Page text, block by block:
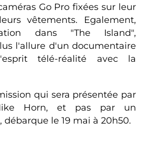
Go Pro fixées sur leur
vêtements. Egalement,
dans "The Island",
l'allure d'un documentaire
télé-réalité avec la
qui sera présentée par
Horn, et pas par un
le 19 mai à 20h50.